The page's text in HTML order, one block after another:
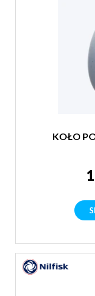
KOŁO